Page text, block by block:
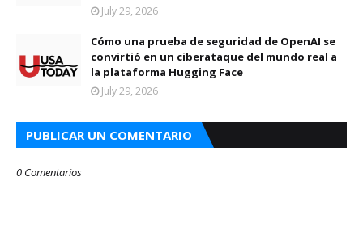
July 29, 2026
Cómo una prueba de seguridad de OpenAI se
convirtió en un ciberataque del mundo real a
la plataforma Hugging Face
July 29, 2026
PUBLICAR UN COMENTARIO
0 Comentarios